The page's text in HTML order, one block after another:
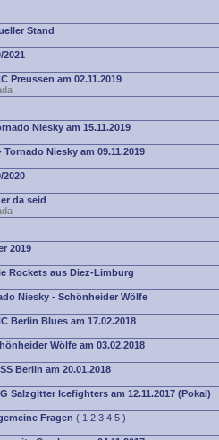
Stand
Preussen am 02.11.2019
Niesky am 15.11.2019
Niesky am 09.11.2019
2020
da seid
2019
Rockets aus Diez-Limburg
Niesky - Schönheider Wölfe
Berlin Blues am 17.02.2018
Wölfe am 03.02.2018
Berlin am 20.01.2018
Salzgitter Icefighters am 12.11.2017 (Pokal)
Fragen ( 1 2 3 4 5 )